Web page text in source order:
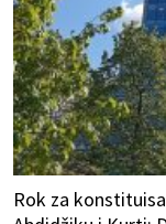
Rok za